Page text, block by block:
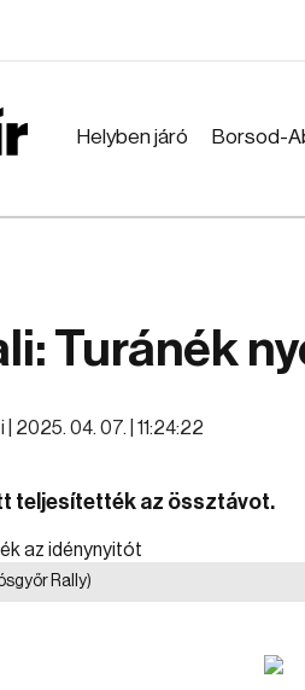
Helyben járó Borsod-
Turánék
2025. 04. 07. | 11:24:22
teljesítették az össztávot.
Rally)